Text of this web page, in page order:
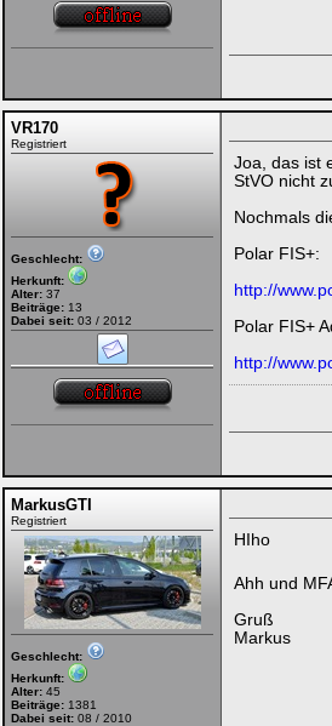
VR170
Registriert
Geschlecht:
Herkunft:
Alter: 37
Beiträge: 13
Dabei seit: 03 / 2012
Joa, das ist
StVO nicht
Nochmals
Polar FIS+:
http://
Polar FIS+
http://
MarkusGTI
Registriert
Geschlecht:
Herkunft:
Alter: 45
Beiträge: 1381
Dabei seit: 08 / 2010
HIho
Ahh und
Gruß
Markus